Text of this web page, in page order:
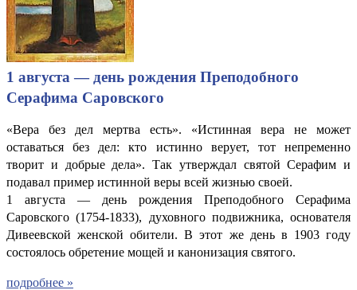
1 августа — день рождения Преподобного
Серафима Саровского
«Вера без дел мертва есть». «Истинная вера не может
оставаться без дел: кто истинно верует, тот непременно
творит и добрые дела». Так утверждал святой Серафим и
подавал пример истинной веры всей жизнью своей.
1 августа — день рождения Преподобного Серафима
Саровского (1754-1833), духовного подвижника, основателя
Дивеевской женской обители. В этот же день в 1903 году
состоялось обретение мощей и канонизация святого.
подробнее »